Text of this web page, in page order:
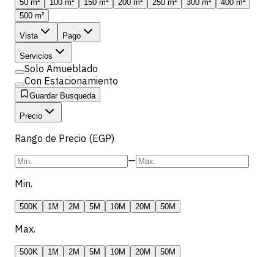
50 m² 100 m² 150 m² 200 m² 250 m² 300 m²
400 m²
500 m²
Vista Pago
Servicios
Solo Amueblado
Con Estacionamiento
Guardar Busqueda
Precio
Rango de Precio (EGP)
—
Min.
500K 1M 2M 5M 10M 20M 50M
Max.
500K 1M 2M 5M 10M 20M 50M